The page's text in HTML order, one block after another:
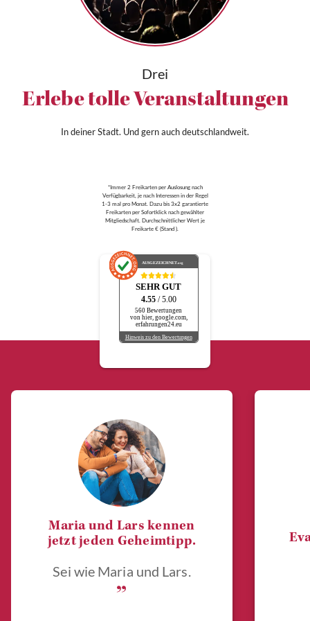
Drei
Erlebe tolle Veranstaltungen
In deiner Stadt. Und gern auch deutschlandweit.
*Immer 2 Freikarten per Auslosung nach
Verfügbarkeit, je nach Interessen in der Regel
1-3 mal pro Monat. Dazu bis 3x2 garantierte
Freikarten per Sofortklick nach gewählter
Mitgliedschaft. Durchschnittlicher Wert je
Freikarte € (Stand ).
AUSGEZEICHNET.org
SEHR GUT
4.55 / 5.00
560 Bewertungen
von hier, google.com,
erfahrungen24.eu
Hinweis zu den Bewertungen
Maria und Lars kennen
jetzt jeden Geheimtipp.
Sei wie Maria und Lars.
„